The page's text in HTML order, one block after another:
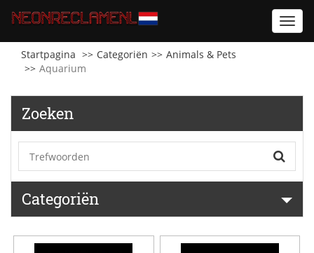
Startpagina
Categoriën
Animals & Pets
Aquarium
Zoeken
Categoriën